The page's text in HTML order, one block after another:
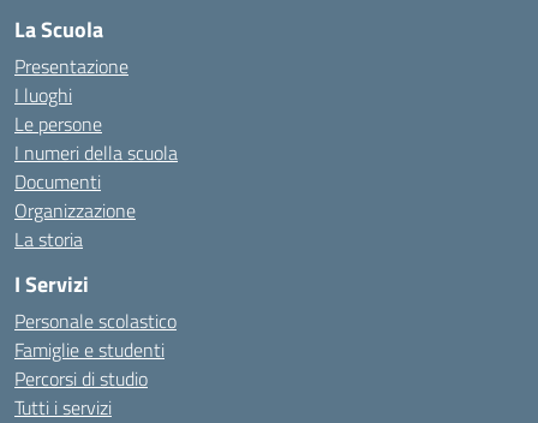
La Scuola
Presentazione
I luoghi
Le persone
I numeri della scuola
Documenti
Organizzazione
La storia
I Servizi
Personale scolastico
Famiglie e studenti
Percorsi di studio
Tutti i servizi